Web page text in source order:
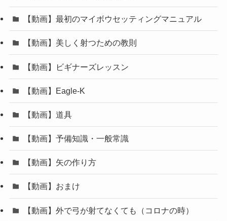
【動画】最初のマイボウセッティングマニュアル
【動画】美しく射つための教則
【動画】ビギナーズレッスン
【動画】Eagle-K
【動画】道具
【動画】予備知識・一般常識
【動画】矢の作り方
【動画】おまけ
【動画】外で弓が射てなくても（コロナの時）